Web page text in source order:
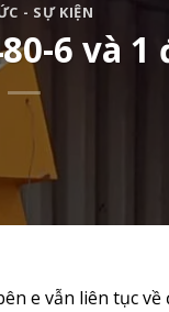
- SỰ KIỆN
6 và
e vẫn liên tục